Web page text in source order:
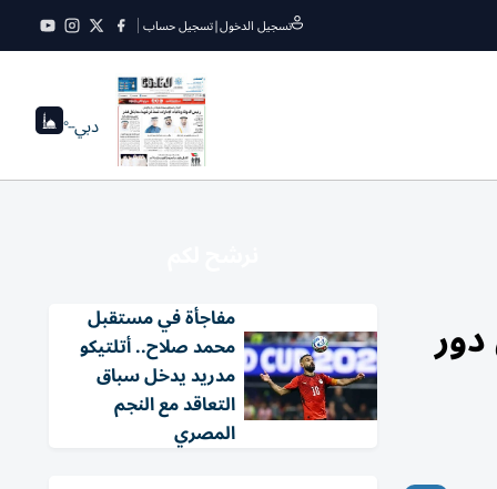
تسجيل الدخول|تسجيل حساب
دبي--°
مفاجأة في مستقبل
محمد صلاح.. أتلتيكو
مدريد يدخل سباق
التعاقد مع النجم
المصري